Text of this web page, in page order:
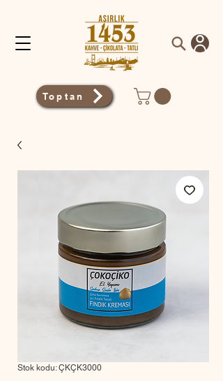
Toptan
Stok kodu: ÇKÇK3000